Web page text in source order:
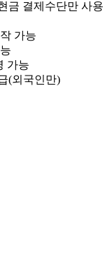
금 결제수단만 사용
가능
가능
(외국인만)